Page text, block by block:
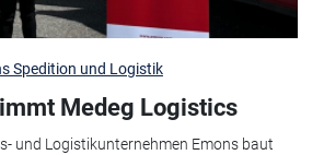
Spedition und Logistik
Medeg Logistics
und Logistikunternehmen Emons baut